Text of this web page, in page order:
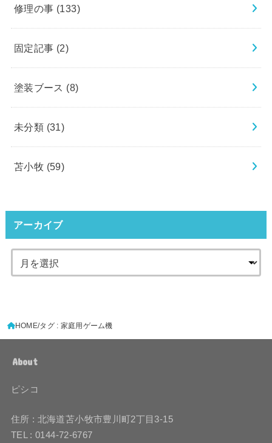
修理の事 (133)
固定記事 (2)
塗装ブース (8)
未分類 (31)
苫小牧 (59)
アーカイブ
HOME タグ : 家庭用ゲーム機
About
ピシコ
住所 : 北海道苫小牧市豊川町2丁目3-15
TEL : 0144-72-6767